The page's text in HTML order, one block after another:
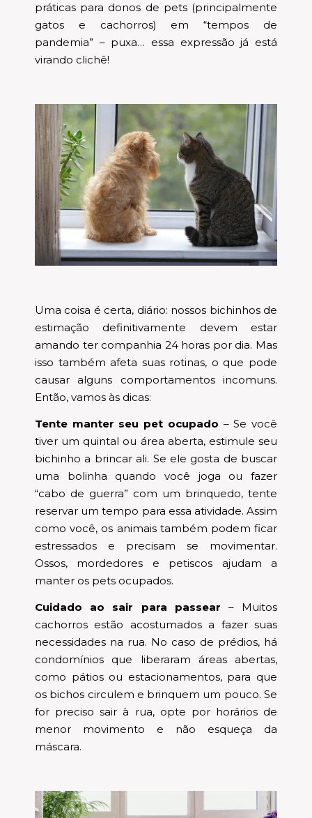
práticas para donos de pets (principalmente
gatos e cachorros) em “tempos de
pandemia” – puxa… essa expressão já está
virando clichê!
Uma coisa é certa, diário: nossos bichinhos de
estimação definitivamente devem estar
amando ter companhia 24 horas por dia. Mas
isso também afeta suas rotinas, o que pode
causar alguns comportamentos incomuns.
Então, vamos às dicas:
Tente manter seu pet ocupado – Se você
tiver um quintal ou área aberta, estimule seu
bichinho a brincar ali. Se ele gosta de buscar
uma bolinha quando você joga ou fazer
“cabo de guerra” com um brinquedo, tente
reservar um tempo para essa atividade. Assim
como você, os animais também podem ficar
estressados e precisam se movimentar.
Ossos, mordedores e petiscos ajudam a
manter os pets ocupados.
Cuidado ao sair para passear – Muitos
cachorros estão acostumados a fazer suas
necessidades na rua. No caso de prédios, há
condomínios que liberaram áreas abertas,
como pátios ou estacionamentos, para que
os bichos circulem e brinquem um pouco. Se
for preciso sair à rua, opte por horários de
menor movimento e não esqueça da
máscara.